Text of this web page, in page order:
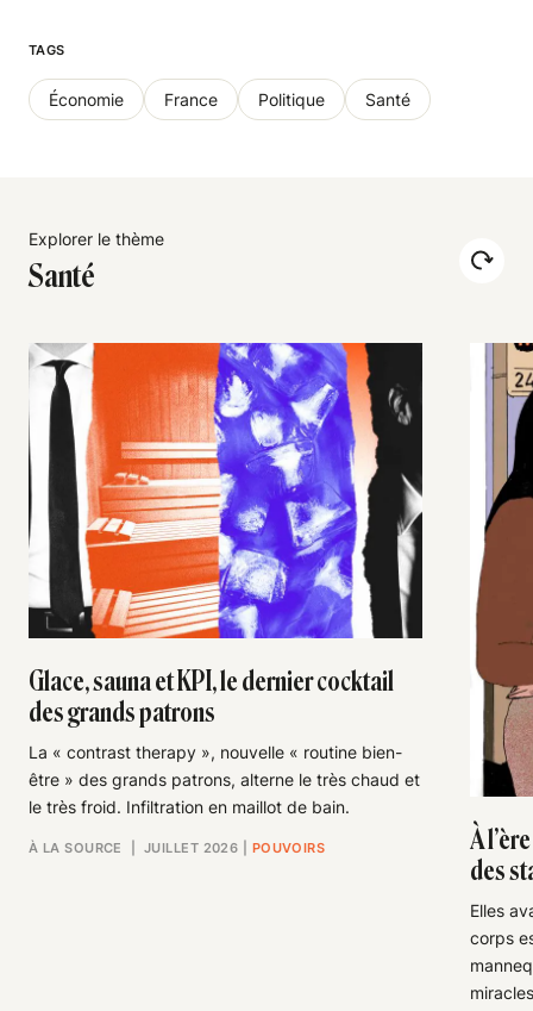
TAGS
Économie France Politique Santé
Explorer le thème
Santé
Glace, sauna et KPI, le dernier cocktail
des grands patrons
La « contrast therapy », nouvelle « routine bien-
être » des grands patrons, alterne le très chaud et
le très froid. Infiltration en maillot de bain.
À LA SOURCE | JUILLET 2026 POUVOIRS
À
des
Elles
corps